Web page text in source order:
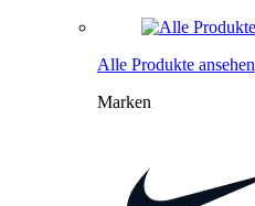
Alle Produkte ansehen
Marken